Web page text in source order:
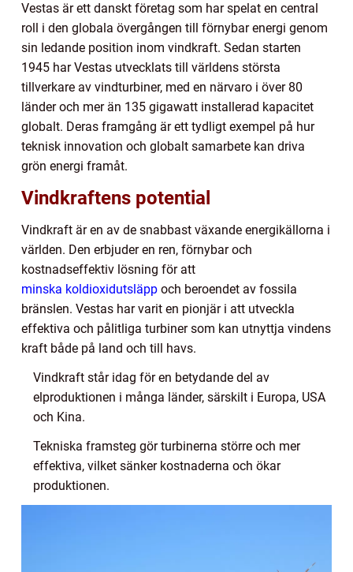
Vestas är ett danskt företag som har spelat en central
roll i den globala övergången till förnybar energi genom
sin ledande position inom vindkraft. Sedan starten
1945 har Vestas utvecklats till världens största
tillverkare av vindturbiner, med en närvaro i över 80
länder och mer än 135 gigawatt installerad kapacitet
globalt. Deras framgång är ett tydligt exempel på hur
teknisk innovation och globalt samarbete kan driva
grön energi framåt.
Vindkraftens potential
Vindkraft är en av de snabbast växande energikällorna i
världen. Den erbjuder en ren, förnybar och
kostnadseffektiv lösning för att
minska koldioxidutsläpp och beroendet av fossila
bränslen. Vestas har varit en pionjär i att utveckla
effektiva och pålitliga turbiner som kan utnyttja vindens
kraft både på land och till havs.
Vindkraft står idag för en betydande del av
elproduktionen i många länder, särskilt i Europa, USA
och Kina.
Tekniska framsteg gör turbinerna större och mer
effektiva, vilket sänker kostnaderna och ökar
produktionen.